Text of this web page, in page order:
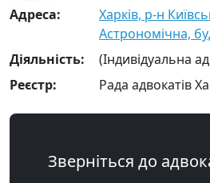
Адреса:
Харків, р-н
Астрономічна,
Діяльність:
(Індивідуальна
Реєстр:
Рада адвокатів
Зверніться до